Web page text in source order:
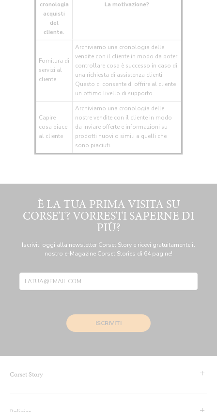
cronologia
acquisti
del
cliente.
La motivazione?
Fornitura di
servizi al
cliente
Archiviamo una cronologia delle
vendite con il cliente in modo da poter
controllare cosa è successo in caso di
una richiesta di assistenza clienti.
Questo ci consente di offrire al cliente
un ottimo livello di supporto.
Capire
cosa piace
al cliente
Archiviamo una cronologia delle
nostre vendite con il cliente in modo
da inviare offerte e informazioni su
prodotti nuovi o simili a quelli che
sono piaciuti.
È LA TUA PRIMA VISITA SU
CORSET? VORRESTI SAPERNE DI
PIÙ?
Iscriviti oggi alla newsletter Corset Story e ricevi gratuitamente il
nostro e-Magazine Corset Stories di 64 pagine!
ISCRIVITI
Corset Story